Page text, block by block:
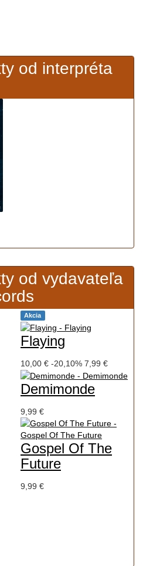
od interpréta
od vydavateľa
Akcia
Flaying
10,00 € -20,10% 7,99 €
Demimonde
9,99 €
Gospel Of The
Future
9,99 €